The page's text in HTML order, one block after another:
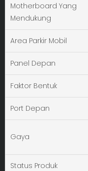
Motherboard Yang
Mendukung
Area Parkir Mobil
Panel Depan
Faktor Bentuk
Port Depan
Gaya
Status Produk